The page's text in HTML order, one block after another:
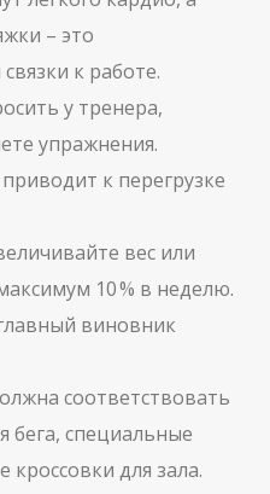
– это
к работе.
у тренера,
упражнения.
к перегрузке
вес или
10 % в неделю.
виновник
соответствовать
бега, специальные
кроссовки для зала.